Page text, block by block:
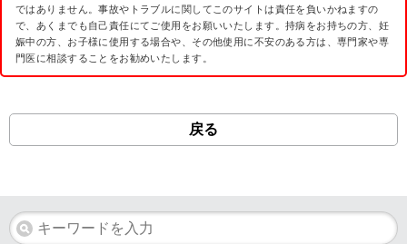
ではありません。事故やトラブルに関してこのサイトは責任を負いかねますの
で、あくまでも自己責任にてご使用をお願いいたします。持病をお持ちの方、妊
娠中の方、お子様に使用する場合や、その他使用に不安のある方は、専門家や専
門医に相談することをお勧めいたします。
戻る